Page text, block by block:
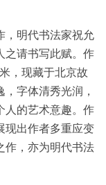
明代书法家祝允
之请书写此赋。作
，现藏于北京故
字体清秀光润，
人的艺术意趣。作
现出作者多重应变
作，亦为明代书法